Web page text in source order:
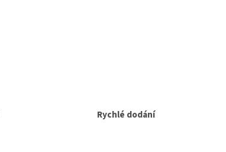
Rychlé dodání